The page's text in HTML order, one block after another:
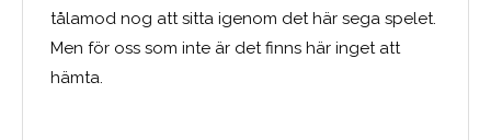
tålamod nog att sitta igenom det här sega spelet.
Men för oss som inte är det finns här inget att
hämta.